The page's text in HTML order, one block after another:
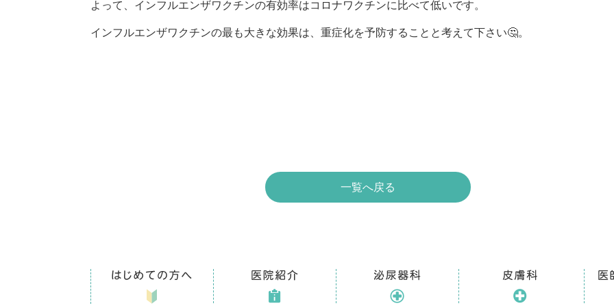
よって、インフルエンザワクチンの有効率はコロナワクチンに比べて低いです。
インフルエンザワクチンの最も大きな効果は、重症化を予防することと考えて下さい🤔。
一覧へ戻る